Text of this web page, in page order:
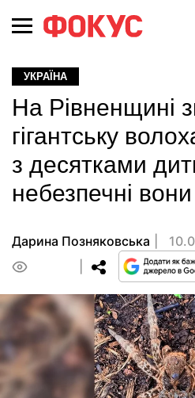
УКРАЇНА
На Рівненщині
гігантську
з десятками
небезпечні вони
Дарина Позняковська